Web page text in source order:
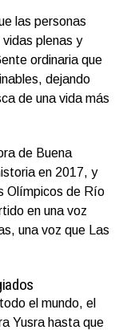
las personas
plenas y
ordinaria que
dejando
de una vida más
de Buena
en 2017, y
Olímpicos de Río
en una voz
una voz que Las
el mundo, el
Yusra hasta que